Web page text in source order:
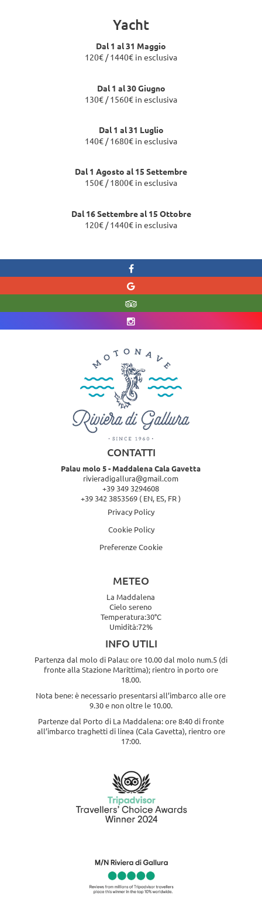
Yacht
Dal 1 al 31 Maggio
120€ / 1440€ in esclusiva
Dal 1 al 30 Giugno
130€ / 1560€ in esclusiva
Dal 1 al 31 Luglio
140€ / 1680€ in esclusiva
Dal 1 Agosto al 15 Settembre
150€ / 1800€ in esclusiva
Dal 16 Settembre al 15 Ottobre
120€ / 1440€ in esclusiva
CONTATTI
Palau molo 5 - Maddalena Cala Gavetta
rivieradigallura@gmail.com
+39 349 3294608
+39 342 3853569 ( EN, ES, FR )
Privacy Policy
Cookie Policy
Preferenze Cookie
METEO
La Maddalena
Cielo sereno
Temperatura:30°C
Umidità:72%
INFO UTILI
Partenza dal molo di Palau: ore 10.00 dal molo num.5 (di
fronte alla Stazione Marittima); rientro in porto ore
18.00.
Nota bene: è necessario presentarsi all’imbarco alle ore
9.30 e non oltre le 10.00.
Partenze dal Porto di La Maddalena: ore 8:40 di fronte
all’imbarco traghetti di linea (Cala Gavetta), rientro ore
17:00.